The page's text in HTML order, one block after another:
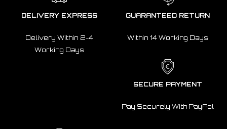
DELIVERY EXPRESS
Delivery Within 2-4
Working Days
GUARANTEED RETURN
Within 14 Working Days
SECURE PAYMENT
Pay Securely With PayPal